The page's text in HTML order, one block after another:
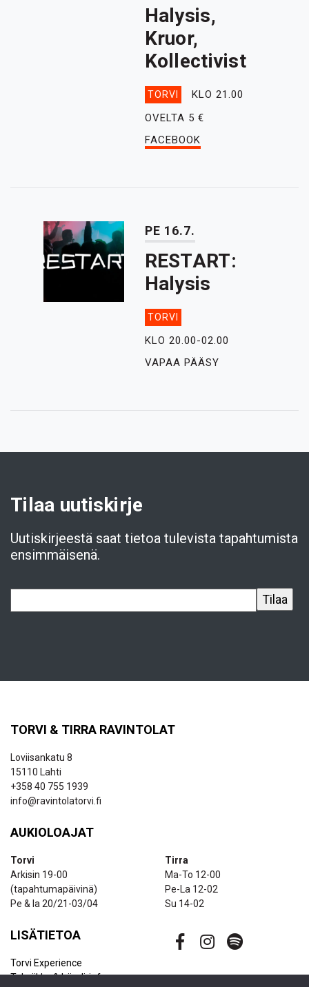
Halysis,
Kruor,
Kollectivist
TORVI
KLO 21.00
OVELTA 5 €
FACEBOOK
PE 16.7.
RESTART:
Halysis
TORVI
KLO 20.00-02.00
VAPAA PÄÄSY
Tilaa uutiskirje
Uutiskirjeestä saat tietoa tulevista tapahtumista
ensimmäisenä.
TORVI & TIRRA RAVINTOLAT
Loviisankatu 8
15110 Lahti
+358 40 755 1939
info@ravintolatorvi.fi
AUKIOLOAJAT
Torvi
Arkisin 19-00
(tapahtumapäivinä)
Pe & la 20/21-03/04
Tirra
Ma-To 12-00
Pe-La 12-02
Su 14-02
LISÄTIETOA
Torvi Experience
Tekniikka & bändi-info